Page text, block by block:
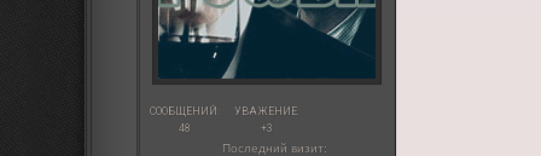
СООБЩЕНИЙ:
48
УВАЖЕНИЕ:
+3
Последний визит: